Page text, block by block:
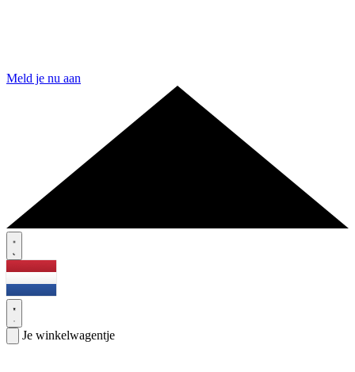
Meld je nu aan
Je winkelwagentje